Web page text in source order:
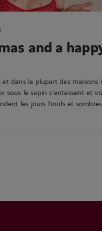
and a
et dans la plupart des maisons
sous le sapin s’entassent et
les jours froids et